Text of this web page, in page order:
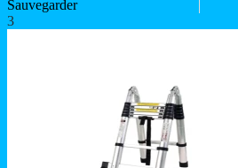
Sauvegarder
3